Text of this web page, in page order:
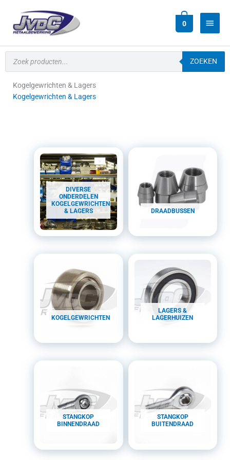
0
Producten
zoeken
ZOEKEN
Kogelgewrichten & Lagers
Kogelgewrichten & Lagers
DIVERSE
ONDERDELEN
KOGELGEWRICHTEN
& LAGERS
DRAADBUSSEN
KOGELGEWRICHTEN
LAGERS &
LAGERHUIZEN
STANGKOP
BINNENDRAAD
STANGKOP
BUITENDRAAD